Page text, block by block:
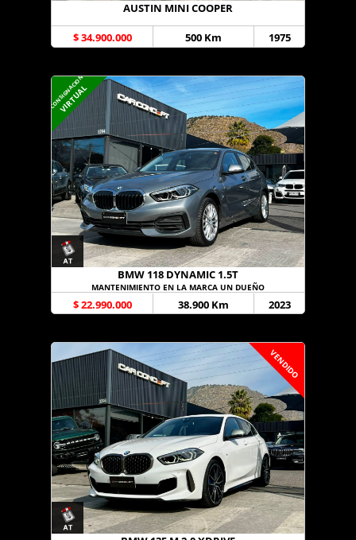
AUSTIN MINI COOPER
$ 34.900.000 500 Km 1975
CONSIGNACION
VIRTUAL
BMW 118 DYNAMIC 1.5T
MANTENIMIENTO EN LA MARCA UN DUEÑO
$ 22.990.000 38.900 Km 2023
VENDIDO